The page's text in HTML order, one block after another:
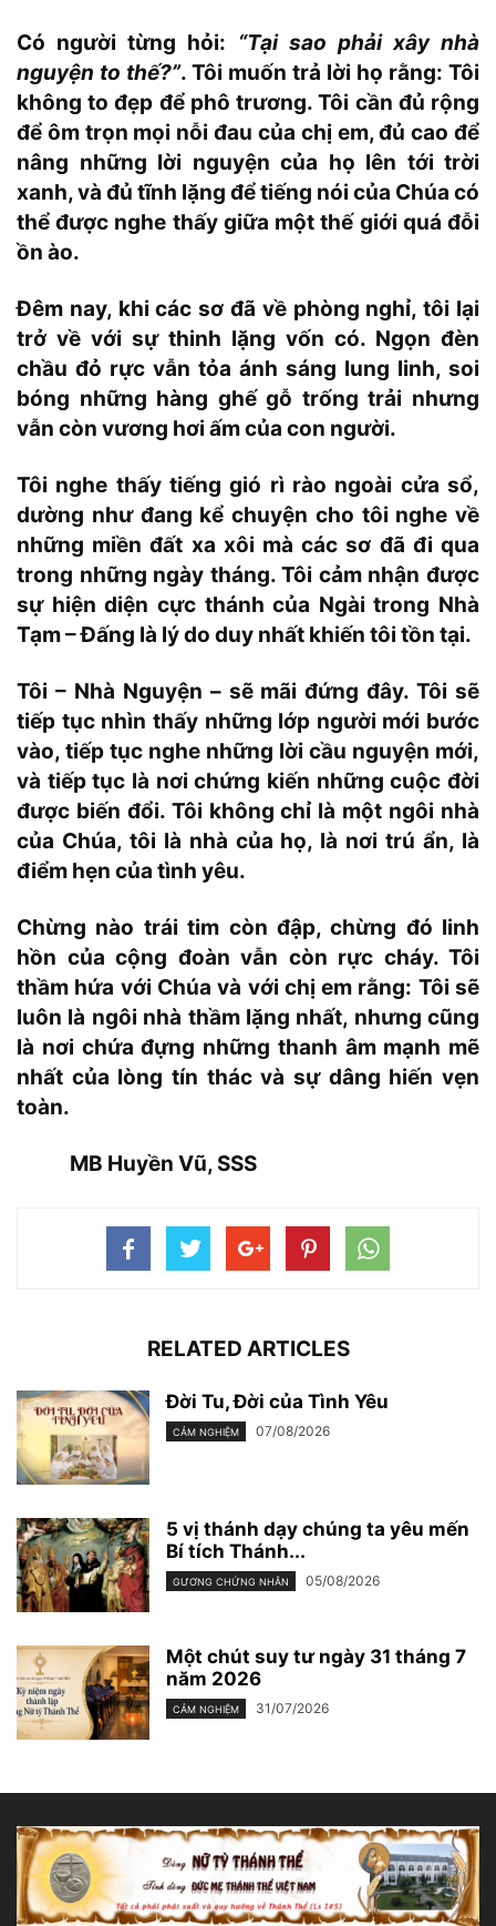
Có người từng hỏi: “Tại sao phải xây nhà
nguyện to thế?”. Tôi muốn trả lời họ rằng: Tôi
không to đẹp để phô trương. Tôi cần đủ rộng
để ôm trọn mọi nỗi đau của chị em, đủ cao để
nâng những lời nguyện của họ lên tới trời
xanh, và đủ tĩnh lặng để tiếng nói của Chúa có
thể được nghe thấy giữa một thế giới quá đỗi
ồn ào.
Đêm nay, khi các sơ đã về phòng nghỉ, tôi lại
trở về với sự thinh lặng vốn có. Ngọn đèn
chầu đỏ rực vẫn tỏa ánh sáng lung linh, soi
bóng những hàng ghế gỗ trống trải nhưng
vẫn còn vương hơi ấm của con người.
Tôi nghe thấy tiếng gió rì rào ngoài cửa sổ,
dường như đang kể chuyện cho tôi nghe về
những miền đất xa xôi mà các sơ đã đi qua
trong những ngày tháng. Tôi cảm nhận được
sự hiện diện cực thánh của Ngài trong Nhà
Tạm – Đấng là lý do duy nhất khiến tôi tồn tại.
Tôi – Nhà Nguyện – sẽ mãi đứng đây. Tôi sẽ
tiếp tục nhìn thấy những lớp người mới bước
vào, tiếp tục nghe những lời cầu nguyện mới,
và tiếp tục là nơi chứng kiến những cuộc đời
được biến đổi. Tôi không chỉ là một ngôi nhà
của Chúa, tôi là nhà của họ, là nơi trú ẩn, là
điểm hẹn của tình yêu.
Chừng nào trái tim còn đập, chừng đó linh
hồn của cộng đoàn vẫn còn rực cháy. Tôi
thầm hứa với Chúa và với chị em rằng: Tôi sẽ
luôn là ngôi nhà thầm lặng nhất, nhưng cũng
là nơi chứa đựng những thanh âm mạnh mẽ
nhất của lòng tín thác và sự dâng hiến vẹn
toàn.
MB Huyền Vũ, SSS
RELATED ARTICLES
Đời Tu, Đời của Tình Yêu
CẢM NGHIỆM 07/08/2026
5 vị thánh dạy chúng ta yêu mến
Bí tích Thánh...
GƯƠNG CHỨNG NHÂN 05/08/2026
Một chút suy tư ngày 31 tháng 7
năm 2026
CẢM NGHIỆM 31/07/2026